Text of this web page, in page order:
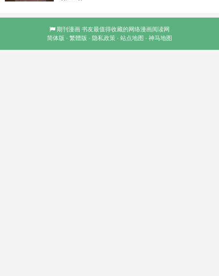
期刊漫画 书友最值得收藏的网络漫画阅读网
简体版 · 繁體版 · 隐私政策 · 站点地图 · 神马地图